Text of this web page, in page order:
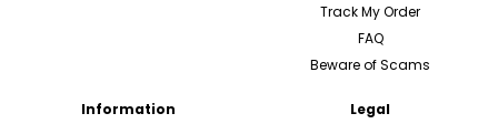
Track My Order
FAQ
Beware of Scams
Information
Legal